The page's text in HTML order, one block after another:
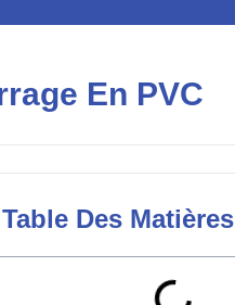
En PVC
Table Des Matières